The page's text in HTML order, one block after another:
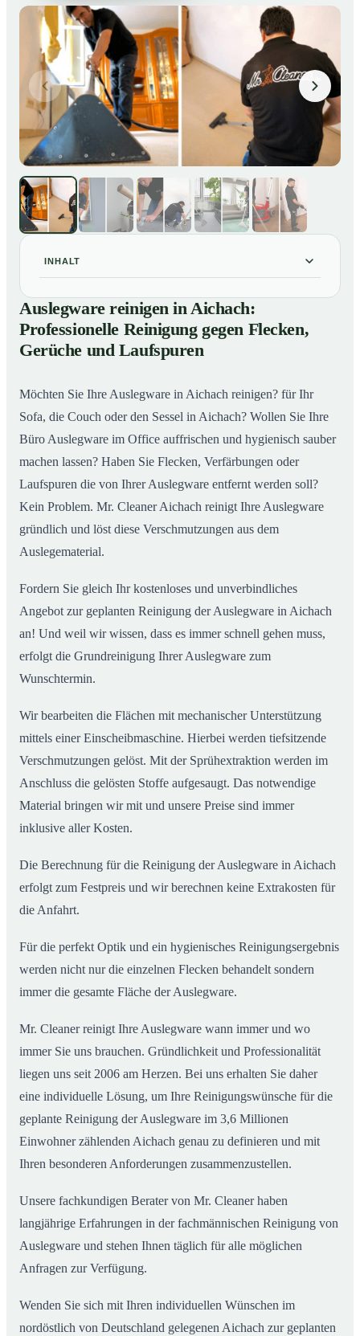
INHALT
01 Auslegware reinigen in Aichach: Professionelle
Reinigung gegen Flecken, Gerüche und Laufspuren
02 So wird Auslegware in Aichach professionell gereinigt
Auslegware reinigen in Aichach:
Professionelle Reinigung gegen Flecken,
Gerüche und Laufspuren
Möchten Sie Ihre Auslegware in Aichach reinigen? für Ihr
Sofa, die Couch oder den Sessel in Aichach? Wollen Sie Ihre
Büro Auslegware im Office auffrischen und hygienisch sauber
machen lassen? Haben Sie Flecken, Verfärbungen oder
Laufspuren die von Ihrer Auslegware entfernt werden soll?
Kein Problem. Mr. Cleaner Aichach reinigt Ihre Auslegware
gründlich und löst diese Verschmutzungen aus dem
Auslegematerial.
Fordern Sie gleich Ihr kostenloses und unverbindliches
Angebot zur geplanten Reinigung der Auslegware in Aichach
an! Und weil wir wissen, dass es immer schnell gehen muss,
erfolgt die Grundreinigung Ihrer Auslegware zum
Wunschtermin.
Wir bearbeiten die Flächen mit mechanischer Unterstützung
mittels einer Einscheibmaschine. Hierbei werden tiefsitzende
Verschmutzungen gelöst. Mit der Sprühextraktion werden im
Anschluss die gelösten Stoffe aufgesaugt. Das notwendige
Material bringen wir mit und unsere Preise sind immer
inklusive aller Kosten.
Die Berechnung für die Reinigung der Auslegware in Aichach
erfolgt zum Festpreis und wir berechnen keine Extrakosten für
die Anfahrt.
Für die perfekt Optik und ein hygienisches Reinigungsergebnis
werden nicht nur die einzelnen Flecken behandelt sondern
immer die gesamte Fläche der Auslegware.
Mr. Cleaner reinigt Ihre Auslegware wann immer und wo
immer Sie uns brauchen. Gründlichkeit und Professionalität
liegen uns seit 2006 am Herzen. Bei uns erhalten Sie daher
eine individuelle Lösung, um Ihre Reinigungswünsche für die
geplante Reinigung der Auslegware im 3,6 Millionen
Einwohner zählenden Aichach genau zu definieren und mit
Ihren besonderen Anforderungen zusammenzustellen.
Unsere fachkundigen Berater von Mr. Cleaner haben
langjährige Erfahrungen in der fachmännischen Reinigung von
Auslegware und stehen Ihnen täglich für alle möglichen
Anfragen zur Verfügung.
Wenden Sie sich mit Ihren individuellen Wünschen im
nordöstlich von Deutschland gelegenen Aichach zur geplanten